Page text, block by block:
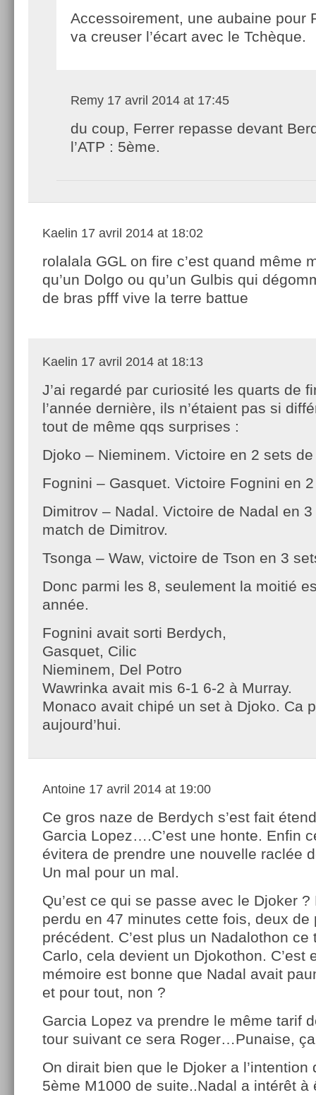
Accessoirement, une aubaine pour
va creuser l’écart avec le Tchèque.
Remy 17 avril 2014 at 17:45
du coup, Ferrer repasse devant
l’ATP : 5ème.
Kaelin 17 avril 2014 at 18:02
rolalala GGL on fire c’est quand même
qu’un Dolgo ou qu’un Gulbis qui
de bras pfff vive la terre battue
Kaelin 17 avril 2014 at 18:13
J’ai regardé par curiosité les quarts de
l’année dernière, ils n’étaient pas si
tout de même qqs surprises :
Djoko – Nieminem. Victoire en 2 sets
Fognini – Gasquet. Victoire Fognini en
Dimitrov – Nadal. Victoire de Nadal en
match de Dimitrov.
Tsonga – Waw, victoire de Tson en 3
Donc parmi les 8, seulement la moitié
année.
Fognini avait sorti Berdych,
Gasquet, Cilic
Nieminem, Del Potro
Wawrinka avait mis 6-1 6-2 à Murray.
Monaco avait chipé un set à Djoko. Ca
aujourd’hui.
Antoine 17 avril 2014 at 19:00
Ce gros naze de Berdych s’est fait
Garcia Lopez….C’est une honte. Enfin
évitera de prendre une nouvelle raclée
Un mal pour un mal.
Qu’est ce qui se passe avec le Djoker
perdu en 47 minutes cette fois, deux de
précédent. C’est plus un Nadalothon
Carlo, cela devient un Djokothon. C’est
mémoire est bonne que Nadal avait
et pour tout, non ?
Garcia Lopez va prendre le même tarif
tour suivant ce sera Roger…Punaise,
On dirait bien que le Djoker a l’intention
5ème M1000 de suite..Nadal a intérêt à